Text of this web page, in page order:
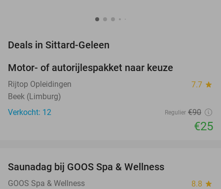
Deals in Sittard-Geleen
Motor- of autorijlespakket naar keuze
Rijtop Opleidingen 7.7 star
Beek (Limburg)
Verkocht: 12
Regulier €90
€25
TODAY
Saunadag bij GOOS Spa & Wellness
GOOS Spa & Wellness 8.8 star